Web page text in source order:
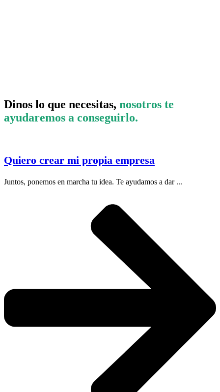
Dinos lo que necesitas, nosotros te
ayudaremos a conseguirlo.
Quiero crear mi propia empresa
Juntos, ponemos en marcha tu idea. Te ayudamos a dar ...